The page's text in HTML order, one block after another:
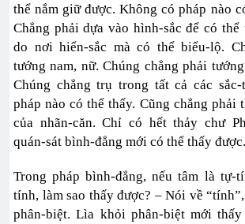
thể nắm giữ được. Không có pháp nào
Chẳng phải dựa vào hình-sắc để có thể
do nơi hiển-sắc mà có thể biểu-lộ.
tướng nam, nữ. Chúng chẳng phải
Chúng chẳng trụ trong tất cả các
pháp nào có thể thấy. Cũng chẳng phải
của nhãn-căn. Chỉ có hết thảy chư
quán-sát bình-đẳng mới có thể thấy được.
Trong pháp bình-đẳng, nếu tâm là tự-
tính, làm sao thấy được? – Nói về
phân-biệt. Lìa khỏi phân-biệt mới